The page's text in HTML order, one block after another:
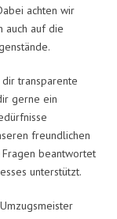
achten wir
auch auf die
transparente
gerne ein
freundlichen
beantwortet
unterstützt.